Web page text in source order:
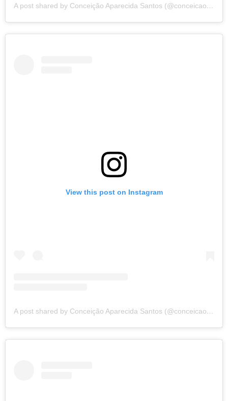
A post shared by Conceição Aparecida Santos (@conceicao.a.santos)
View this post on Instagram
A post shared by Conceição Aparecida Santos (@conceicao.a.santos)